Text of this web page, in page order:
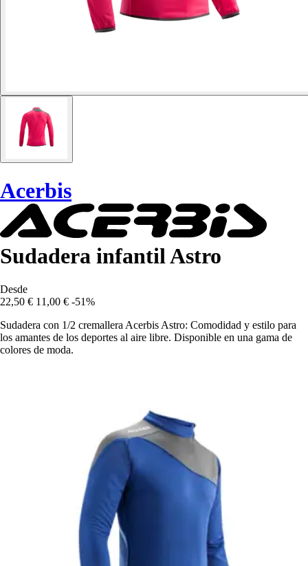
Acerbis
Sudadera infantil Astro
Desde
22,50 € 11,00 € -51%
Sudadera con 1/2 cremallera Acerbis Astro: Comodidad y estilo para
los amantes de los deportes al aire libre. Disponible en una gama de
colores de moda.